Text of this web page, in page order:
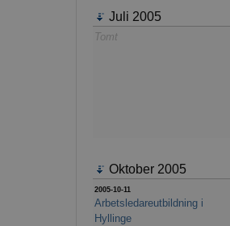
Juli 2005
Tomt
Oktober 2005
2005-10-11
Arbetsledareutbildning i
Hyllinge